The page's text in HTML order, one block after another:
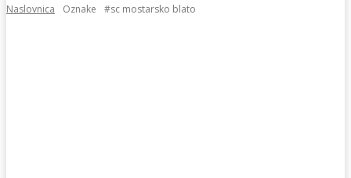
Naslovnica Oznake #sc mostarsko blato